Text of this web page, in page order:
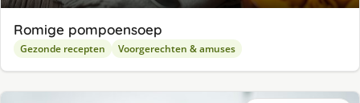
Romige pompoensoep
Gezonde recepten Voorgerechten & amuses